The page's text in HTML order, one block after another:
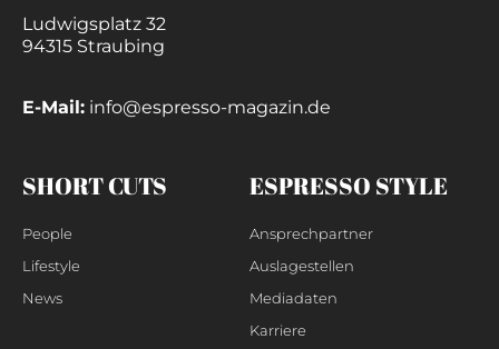
Ludwigsplatz 32
94315 Straubing
E-Mail: info@espresso-magazin.de
SHORT CUTS
People
Lifestyle
News
ESPRESSO STYLE
Ansprechpartner
Auslagestellen
Mediadaten
Karriere